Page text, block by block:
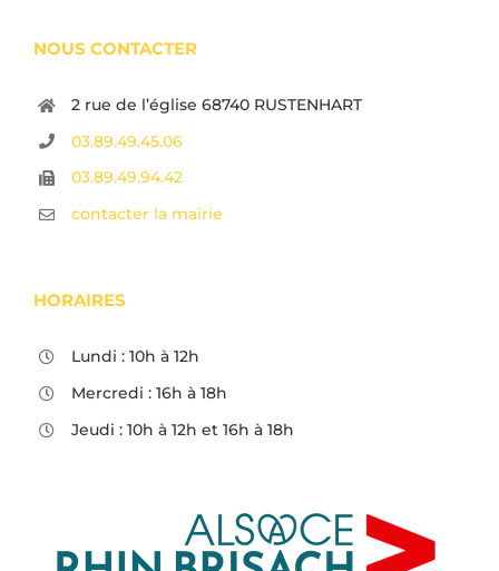
NOUS CONTACTER
2 rue de l’église 68740 RUSTENHART
03.89.49.45.06
03.89.49.94.42
contacter la mairie
HORAIRES
Lundi : 10h à 12h
Mercredi : 16h à 18h
Jeudi : 10h à 12h et 16h à 18h